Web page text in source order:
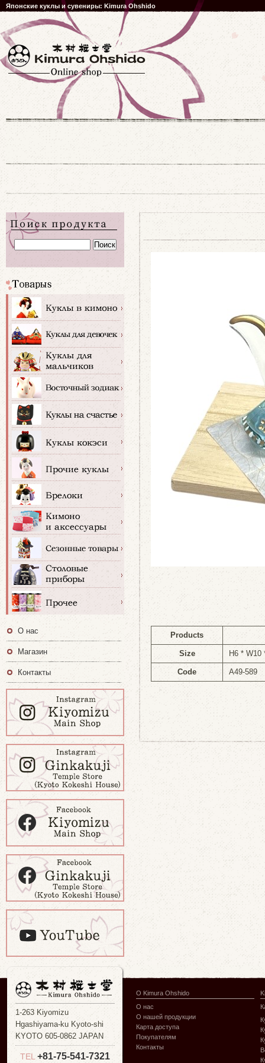
Японские куклы и сувениры: Kimura Ohshido
Products
Size H6 * W10
Code A49-589
О нас
Магазин
Контакты
1-263 Kiyomizu
Hgashiyama-ku Kyoto-shi
KYOTO 605-0862 JAPAN
TEL +81-75-541-7321
О Kimura Ohshido
О нас
О нашей продукции
Карта доступа
Покупателям
Контакты